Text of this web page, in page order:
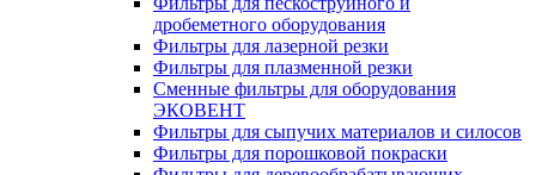
дробеметного оборудования
Фильтры для лазерной резки
Фильтры для плазменной резки
Сменные фильтры для оборудования
ЭКОВЕНТ
Фильтры для сыпучих материалов и силосов
Фильтры для порошковой покраски